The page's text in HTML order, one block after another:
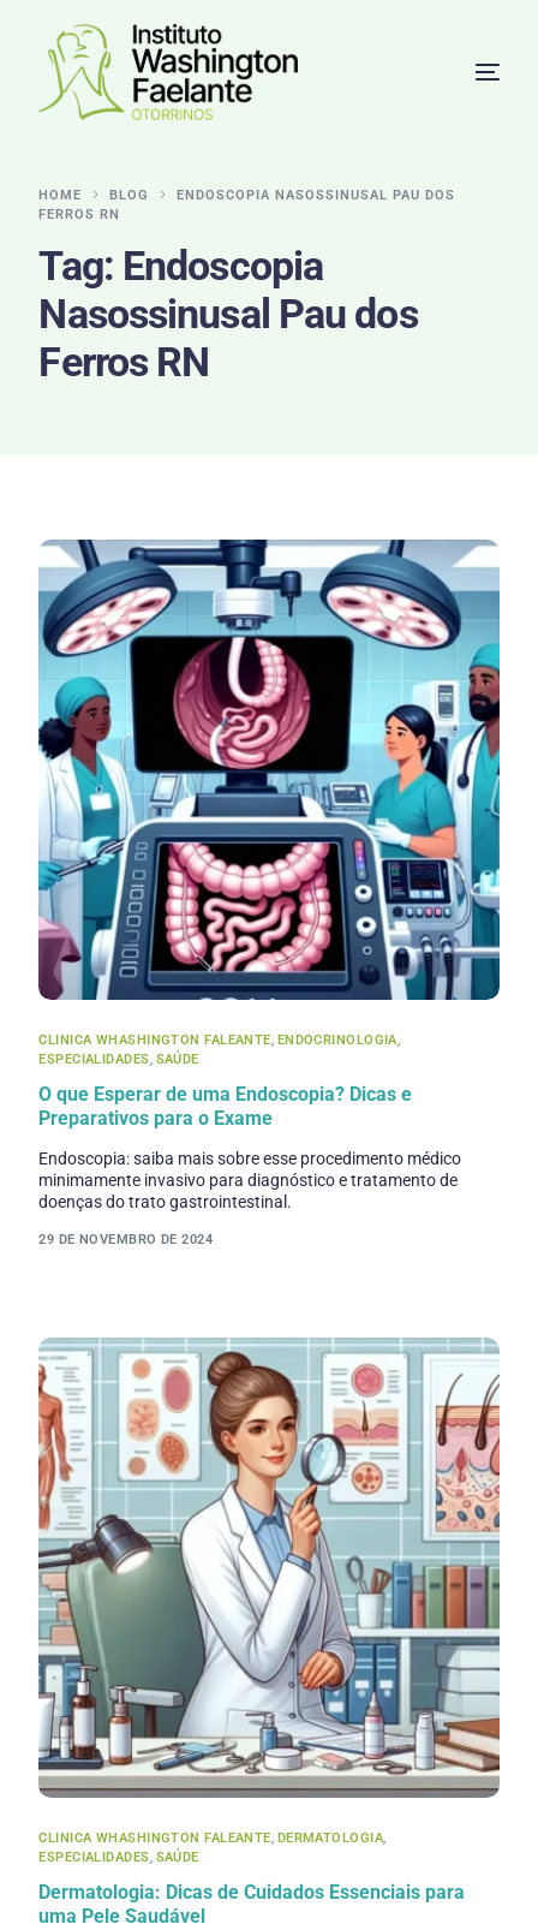
HOME BLOG
ENDOSCOPIA NASOSSINUSAL PAU DOS
FERROS RN
Tag: Endoscopia
Nasossinusal Pau dos
Ferros RN
CLINICA WHASHINGTON FALEANTE, ENDOCRINOLOGIA,
ESPECIALIDADES, SAÚDE
O que Esperar de uma Endoscopia? Dicas e
Preparativos para o Exame
Endoscopia: saiba mais sobre esse procedimento médico
minimamente invasivo para diagnóstico e tratamento de
doenças do trato gastrointestinal.
29 DE NOVEMBRO DE 2024
CLINICA WHASHINGTON FALEANTE, DERMATOLOGIA,
ESPECIALIDADES, SAÚDE
Dermatologia: Dicas de Cuidados Essenciais para
uma Pele Saudável